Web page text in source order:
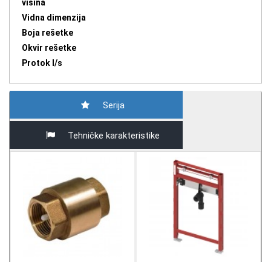
visina
Vidna dimenzija
Boja rešetke
Okvir rešetke
Protok l/s
Serija
Tehničke karakteristike